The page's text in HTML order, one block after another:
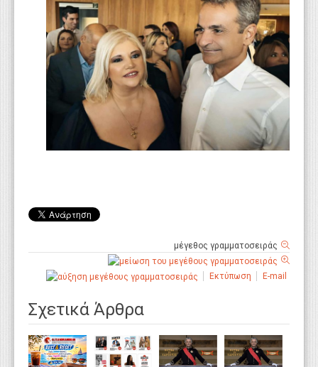
μέγεθος γραμματοσειράς
Εκτύπωση E-mail
Σχετικά Άρθρα